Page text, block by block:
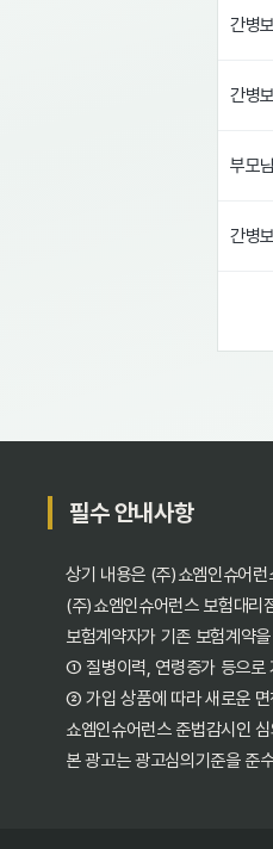
간병
간병
부모
간병
필수 안내사항
상기 내용은 (주)쇼엠인슈어
(주)쇼엠인슈어런스 보험대
보험계약자가 기존 보험계약
① 질병이력, 연령증가 등으로
② 가입 상품에 따라 새로운 면
쇼엠인슈어런스 준법감시
본 광고는 광고심의기준을 준